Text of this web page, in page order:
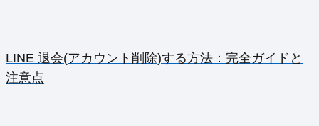
LINE 退会(アカウント削除)する方法：完全ガイドと
注意点